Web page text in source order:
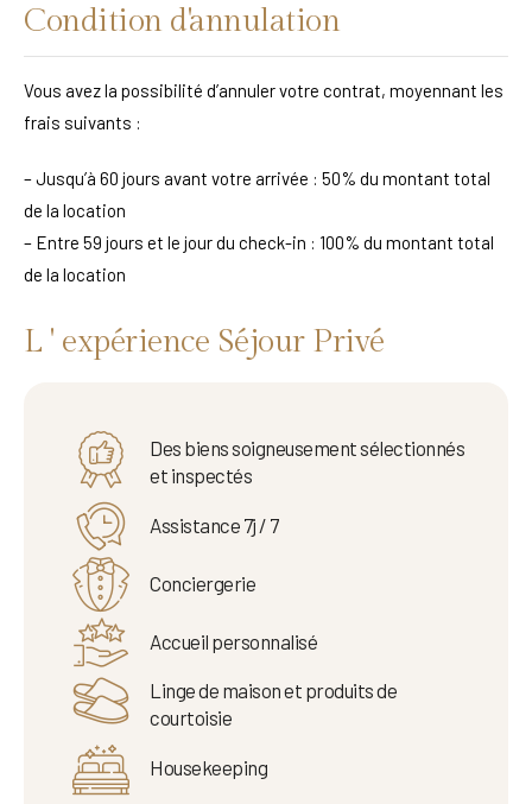
Condition d'annulation
Vous avez la possibilité d’annuler votre contrat, moyennant les
frais suivants :
– Jusqu’à 60 jours avant votre arrivée : 50% du montant total
de la location
– Entre 59 jours et le jour du check-in : 100% du montant total
de la location
L ' expérience Séjour Privé
Des biens soigneusement sélectionnés
et inspectés
Assistance 7j / 7
Conciergerie
Accueil personnalisé
Linge de maison et produits de
courtoisie
Housekeeping